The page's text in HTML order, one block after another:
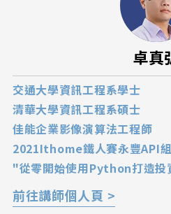
卓真
交通大學資訊工程系學士
清華大學資訊工程系碩士
佳能企業影像演算法工程師
2021Ithome鐵人賽永豐API
"從零開始使用Python打造投
前往講師個人頁 >